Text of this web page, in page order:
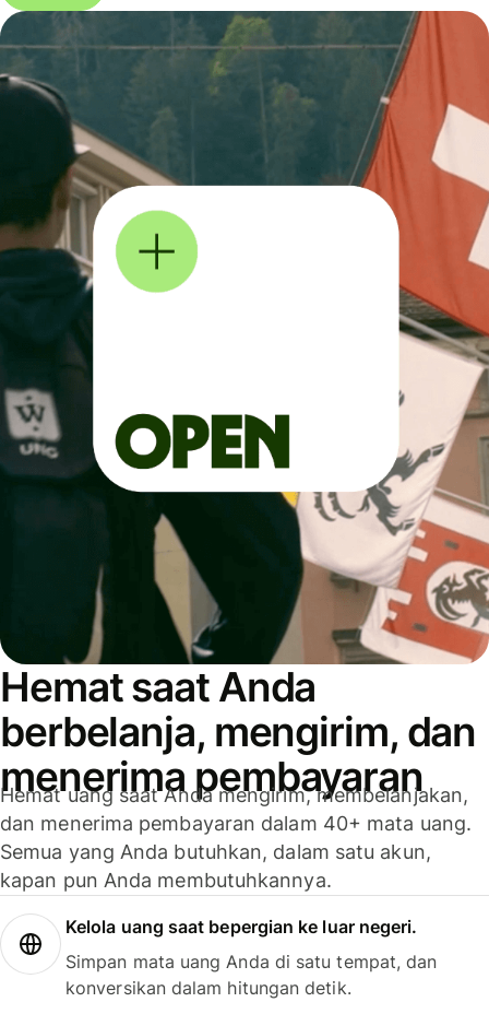
Hemat saat Anda
berbelanja, mengirim, dan
menerima pembayaran
Hemat uang saat Anda mengirim, membelanjakan,
dan menerima pembayaran dalam 40+ mata uang.
Semua yang Anda butuhkan, dalam satu akun,
kapan pun Anda membutuhkannya.
Kelola uang saat bepergian ke luar negeri.
Simpan mata uang Anda di satu tempat, dan
konversikan dalam hitungan detik.